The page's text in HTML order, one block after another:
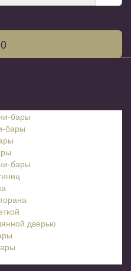
0
бары
бары
бары
дверью